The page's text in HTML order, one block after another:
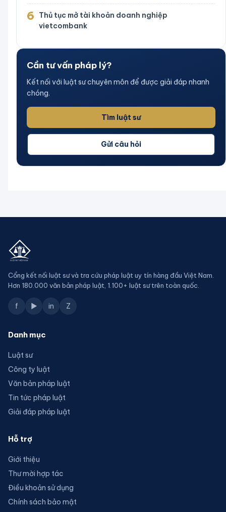
6
Thủ tục mở tài khoản doanh nghiệp
vietcombank
Cần tư vấn pháp lý?
Kết nối với luật sư chuyên môn để được giải đáp nhanh
chóng.
Tìm luật sư
Gửi câu hỏi
Cổng kết nối luật sư và tra cứu pháp luật uy tín hàng đầu Việt Nam.
Hơn 180.000 văn bản pháp luật, 1.100+ luật sư trên toàn quốc.
f ▶ in Z
Danh mục
Luật sư
Công ty luật
Văn bản pháp luật
Tin tức pháp luật
Giải đáp pháp luật
Hỗ trợ
Giới thiệu
Thư mời hợp tác
Điều khoản sử dụng
Chính sách bảo mật